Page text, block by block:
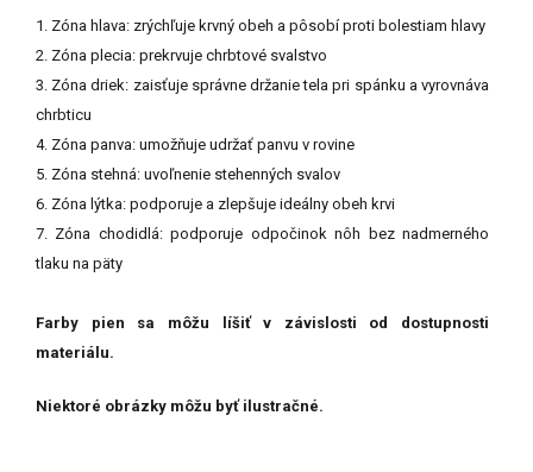
1. Zóna hlava: zrýchľuje krvný obeh a pôsobí proti bolestiam hlavy
2. Zóna plecia: prekrvuje chrbtové svalstvo
3. Zóna driek: zaisťuje správne držanie tela pri spánku a vyrovnáva
chrbticu
4. Zóna panva: umožňuje udržať panvu v rovine
5. Zóna stehná: uvoľnenie stehenných svalov
6. Zóna lýtka: podporuje a zlepšuje ideálny obeh krvi
7. Zóna chodidlá: podporuje odpočinok nôh bez nadmerného
tlaku na päty
Farby pien sa môžu líšiť v závislosti od dostupnosti
materiálu.
Niektoré obrázky môžu byť ilustračné.